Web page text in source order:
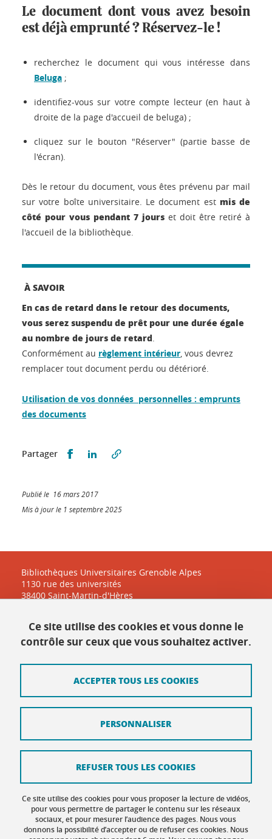
Le document dont vous avez besoin
est déjà emprunté ? Réservez-le !
recherchez le document qui vous intéresse dans
Beluga ;
identifiez-vous sur votre compte lecteur (en haut à
droite de la page d'accueil de beluga) ;
cliquez sur le bouton "Réserver" (partie basse de
l'écran).
Dès le retour du document, vous êtes prévenu par mail
sur votre boîte universitaire. Le document estmis de
côté pour vous pendant 7 jours et doit être retiré à
l'accueil de la bibliothèque.
À SAVOIR
En cas de retard dans le retour des documents,
vous serez suspendu de prêt pour une durée égale
au nombre de jours de retard.
Conformément au règlement intérieur, vous devrez
remplacer tout document perdu ou détérioré.
Utilisation de vos données personnelles : emprunts
des documents
Partager Partager sur Facebook
Partager sur LinkedIn
Publié le 16 mars 2017
Mis à jour le 1 septembre 2025
Bibliothèques Universitaires Grenoble Alpes
1130 rue des universités
38400 Saint-Martin-d'Hères
Contact
Plan du site
Mentions légales
Données personnelles
Intranet DGD BAPSO - réseau doc
Gestion des cookies
Accessibilité : non conforme
Ce site utilise des cookies et vous donne le
contrôle sur ceux que vous souhaitez activer.
Ce site utilise des cookies pour vous proposer la lecture de vidéos,
pour vous permettre de partager le contenu sur les réseaux
sociaux, et pour mesurer l’audience des pages. Nous vous
donnons la possibilité d’accepter ou de refuser ces cookies. Nous
ACCEPTER TOUS LES COOKIES
REFUSER TOUS LES COOKIES
PERSONNALISER